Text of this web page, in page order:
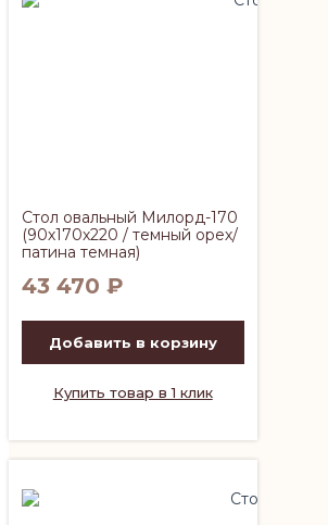
Стол овальный Милорд-170
(90х170х220 / темный орех/
патина темная)
43 470 ₽
Добавить в корзину
Купить товар в 1 клик